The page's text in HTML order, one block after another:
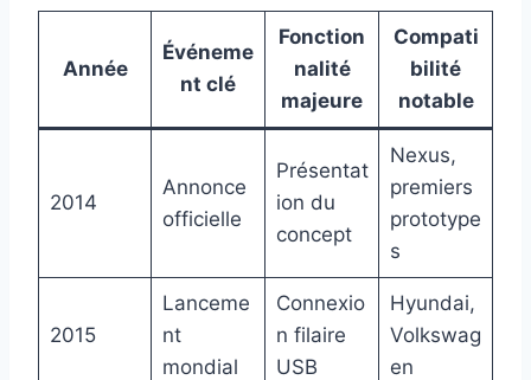
Année
Événeme
nt clé
Fonction
nalité
majeure
Compati
bilité
notable
2014
Annonce
officielle
Présentat
ion du
concept
Nexus,
premiers
prototype
s
2015
Lanceme
nt
mondial
Connexio
n filaire
USB
Hyundai,
Volkswag
en